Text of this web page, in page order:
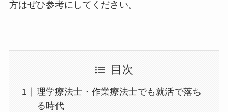
方はぜひ参考にしてください。
目次
理学療法士・作業療法士でも就活で落ち
る時代